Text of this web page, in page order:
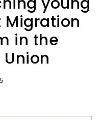
in the